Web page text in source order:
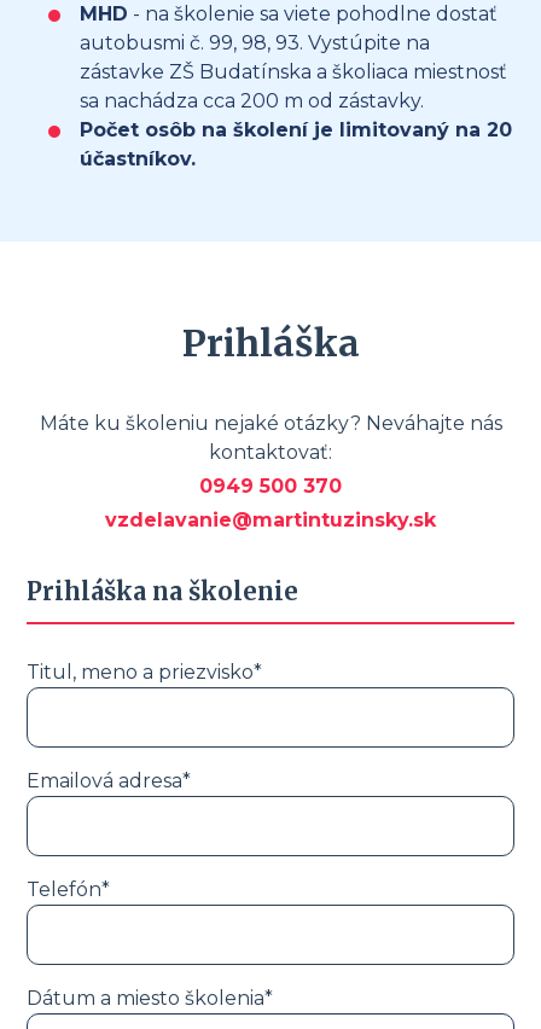
MHD - na školenie sa viete pohodlne dostať
autobusmi č. 99, 98, 93. Vystúpite na
zástavke ZŠ Budatínska a školiaca miestnosť
sa nachádza cca 200 m od zástavky.
Počet osôb na školení je limitovaný na 20
účastníkov.
Prihláška
Máte ku školeniu nejaké otázky? Neváhajte nás
kontaktovať:
0949 500 370
vzdelavanie@martintuzinsky.sk
Prihláška na školenie
Titul, meno a priezvisko*
Emailová adresa*
Telefón*
Dátum a miesto školenia*